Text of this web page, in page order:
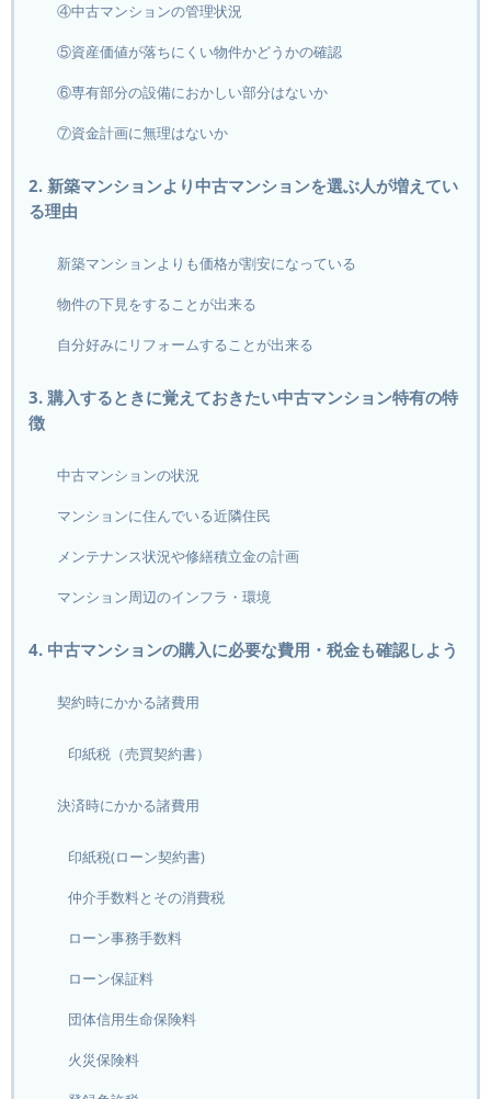
④中古マンションの管理状況
⑤資産価値が落ちにくい物件かどうかの確認
⑥専有部分の設備におかしい部分はないか
⑦資金計画に無理はないか
2. 新築マンションより中古マンションを選ぶ人が増えてい
る理由
新築マンションよりも価格が割安になっている
物件の下見をすることが出来る
自分好みにリフォームすることが出来る
3. 購入するときに覚えておきたい中古マンション特有の特
徴
中古マンションの状況
マンションに住んでいる近隣住民
メンテナンス状況や修繕積立金の計画
マンション周辺のインフラ・環境
4. 中古マンションの購入に必要な費用・税金も確認しよう
契約時にかかる諸費用
印紙税（売買契約書）
決済時にかかる諸費用
印紙税(ローン契約書)
仲介手数料とその消費税
ローン事務手数料
ローン保証料
団体信用生命保険料
火災保険料